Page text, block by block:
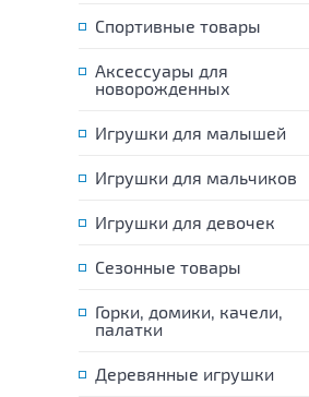
Спортивные товары
Аксессуары для
новорожденных
Игрушки для малышей
Игрушки для мальчиков
Игрушки для девочек
Сезонные товары
Горки, домики, качели,
палатки
Деревянные игрушки